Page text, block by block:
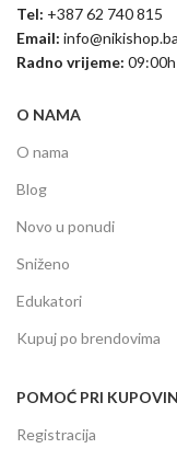
Tel: +387 62 740 815
Email: info@nikishop.ba
Radno vrijeme:
O NAMA
O nama
Blog
Novo u ponudi
Sniženo
Edukatori
Kupuj po brendovima
POMOĆ PRI
Registracija